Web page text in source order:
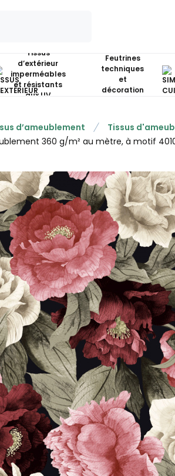
Tissus
d’extérieur
imperméables
et résistants
aux UV
Feutrines
techniques
et
décoration
d’ameublement Tissus
360 g/m² au mètre, à motif